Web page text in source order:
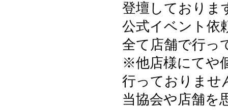
登壇しておりま
公式イベント依
全て店舗で行っ
※他店様にてや
行っておりませ
当協会や店舗を